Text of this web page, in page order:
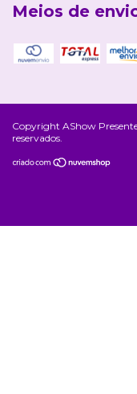
Meios de
Copyright AShow
reservados.